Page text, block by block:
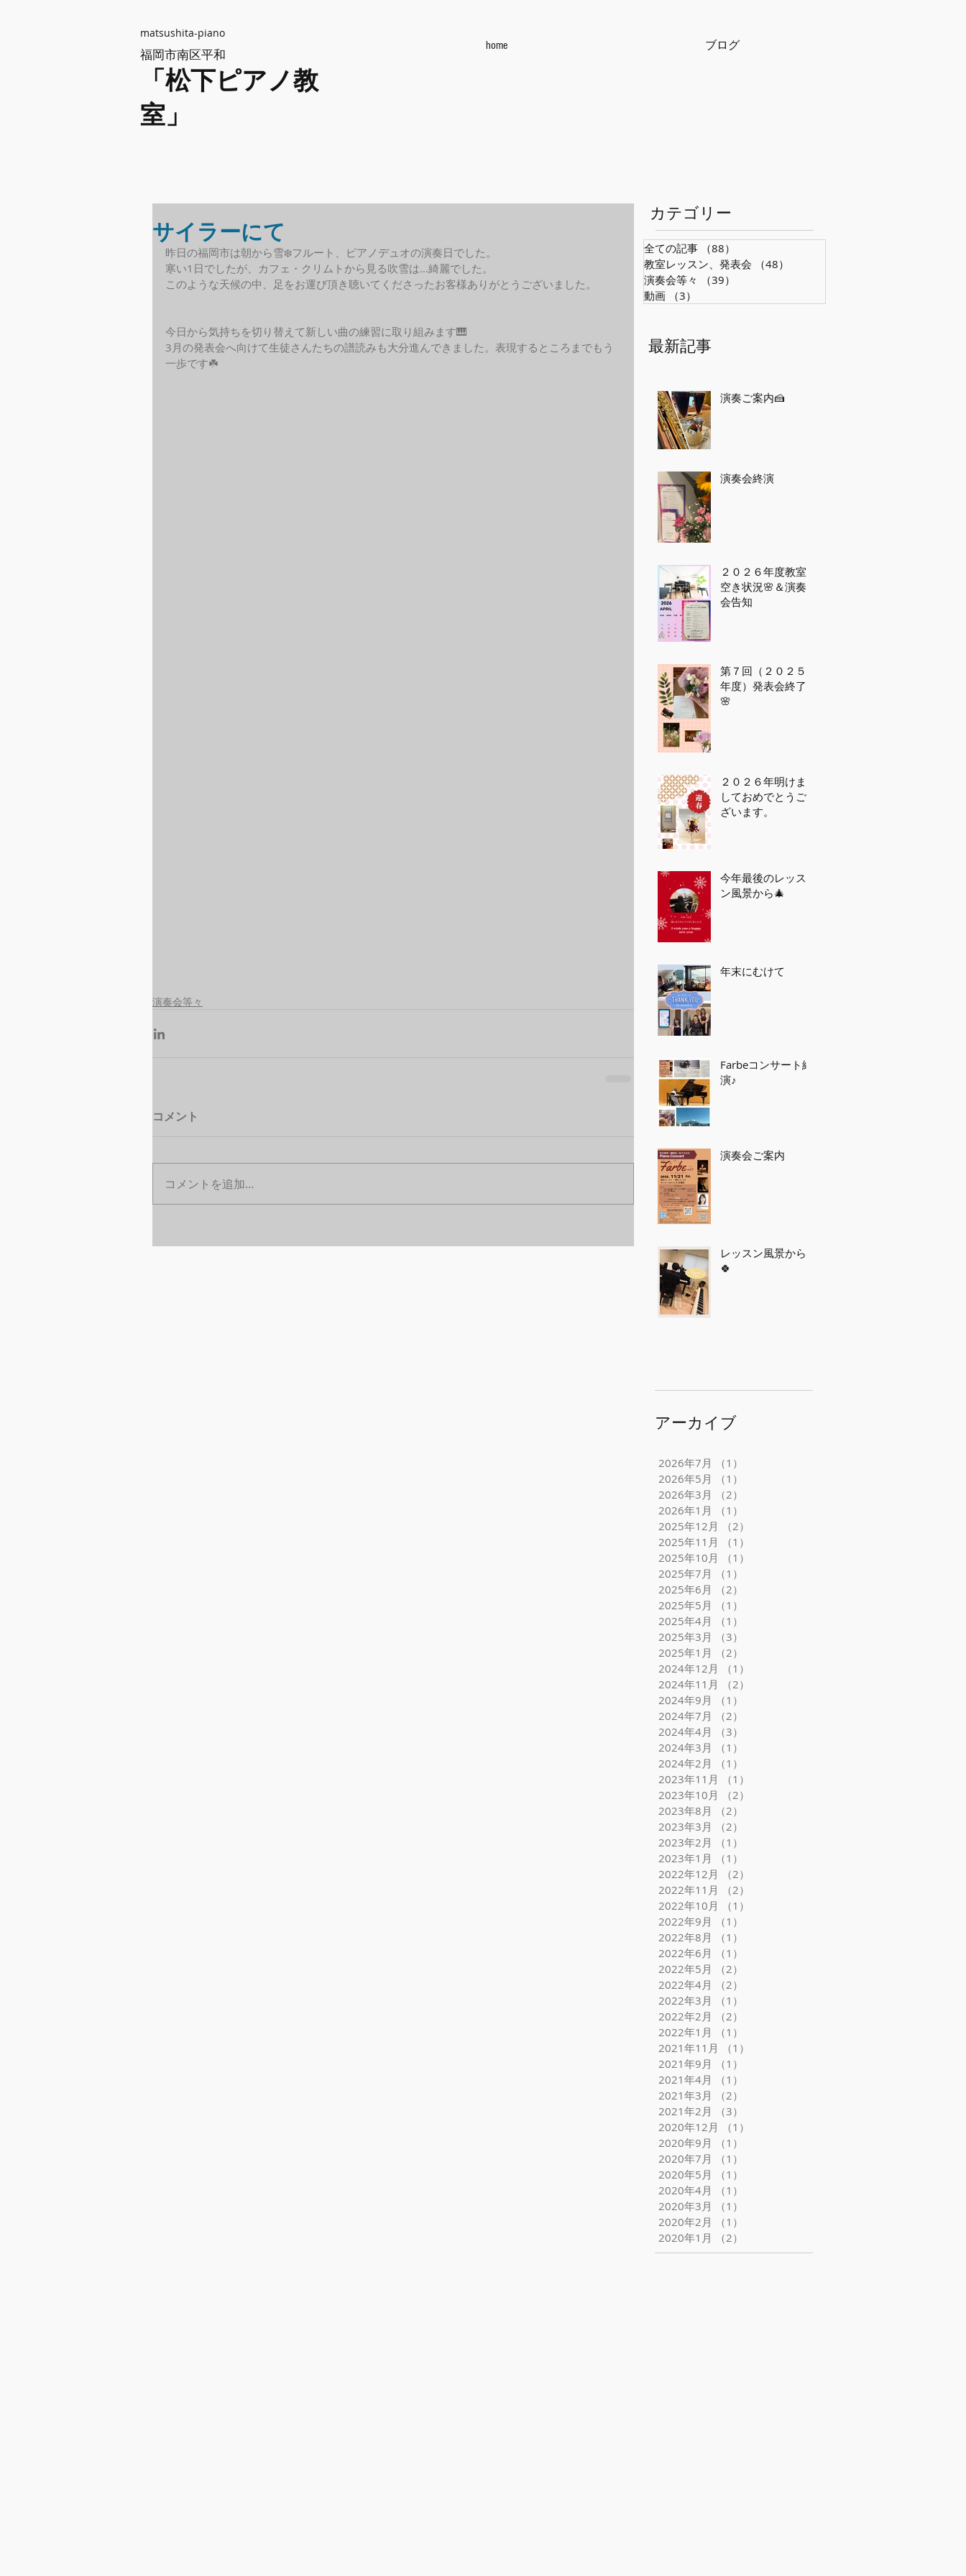
matsushita-piano
福岡市南区平和
「松下ピアノ教
室」
home ブログ
サイラーにて
昨日の福岡市は朝から雪❄️フルート、ピアノデュオの演奏日でした。
寒い1日でしたが、カフェ・クリムトから見る吹雪は…綺麗でした。
このような天候の中、足をお運び頂き聴いてくださったお客様ありがとうございました。
今日から気持ちを切り替えて新しい曲の練習に取り組みます🎹
3月の発表会へ向けて生徒さんたちの譜読みも大分進んできました。表現するところまでもう
一歩です☘️
演奏会等々
コメント
コメントを追加…
​カテゴリー
全ての記事 （88）
教室レッスン、発表会
（48）
演奏会等々
（39）
動画
（3）
最新記事
演奏ご案内🍰
演奏会終演
２０２６年度教室
空き状況🌸＆演奏
会告知
第７回（２０２５
年度）発表会終了
🌸
２０２６年明けま
しておめでとうご
ざいます。
今年最後のレッス
ン風景から🎄
年末にむけて
Farbeコンサート終
演♪
演奏会ご案内
レッスン風景から
🍀
アーカイブ
2026年7月 （1）
2026年5月
（1）
2026年3月
（2）
2026年1月
（1）
2025年12月
（2）
2025年11月
（1）
2025年10月
（1）
2025年7月
（1）
2025年6月
（2）
2025年5月
（1）
2025年4月
（1）
2025年3月
（3）
2025年1月
（2）
2024年12月
（1）
2024年11月
（2）
2024年9月
（1）
2024年7月
（2）
2024年4月
（3）
2024年3月
（1）
2024年2月
（1）
2023年11月
（1）
2023年10月
（2）
2023年8月
（2）
2023年3月
（2）
2023年2月
（1）
2023年1月
（1）
2022年12月
（2）
2022年11月
（2）
2022年10月
（1）
2022年9月
（1）
2022年8月
（1）
2022年6月
（1）
2022年5月
（2）
2022年4月
（2）
2022年3月
（1）
2022年2月
（2）
2022年1月
（1）
2021年11月
（1）
2021年9月
（1）
2021年4月
（1）
2021年3月
（2）
2021年2月
（3）
2020年12月
（1）
2020年9月
（1）
2020年7月
（1）
2020年5月
（1）
2020年4月
（1）
2020年3月
（1）
2020年2月
（1）
2020年1月
（2）